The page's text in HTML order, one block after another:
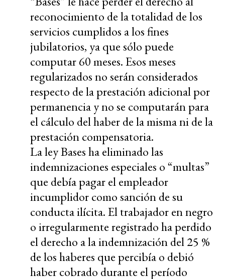
reconocimiento de la totalidad de los
servicios cumplidos a los fines
jubilatorios, ya que sólo puede
computar 60 meses. Esos meses
regularizados no serán considerados
respecto de la prestación adicional por
permanencia y no se computarán para
el cálculo del haber de la misma ni de la
prestación compensatoria.
La ley Bases ha eliminado las
indemnizaciones especiales o “multas”
que debía pagar el empleador
incumplidor como sanción de su
conducta ilícita. El trabajador en negro
o irregularmente registrado ha perdido
el derecho a la indemnización del 25 %
de los haberes que percibía o debió
haber cobrado durante el período